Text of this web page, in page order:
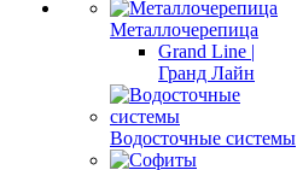
Металлочерепица
Grand Line |
Гранд Лайн
Водосточные системы